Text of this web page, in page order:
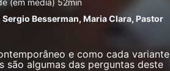
(em média) 52min
Sergio Besserman,Maria Clara, Pastor
e como cada variante
são algumas das perguntas deste